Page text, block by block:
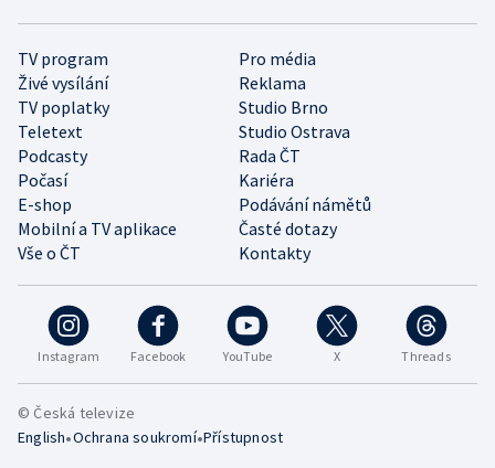
Instagram Facebook YouTube X Threads
TV program
Pro média
Živé vysílání
Reklama
TV poplatky
Studio Brno
Teletext
Studio Ostrava
Podcasty
Rada ČT
Počasí
Kariéra
E-shop
Podávání námětů
Mobilní a TV aplikace
Časté dotazy
Vše o ČT
Kontakty
© Česká televize
English•Ochrana soukromí•Přístupnost